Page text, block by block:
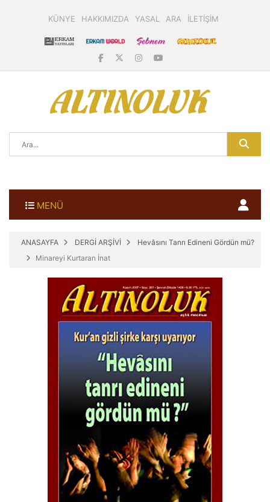
KÜNYE HAKKIMIZDA YASAL ARA İLETİŞİM
MENÜ
ANASAYFA DERGİ ARŞİVİ
Hevâsını Tanrı Edineni Gördün mü?
Minareyi Kurtaran İnat